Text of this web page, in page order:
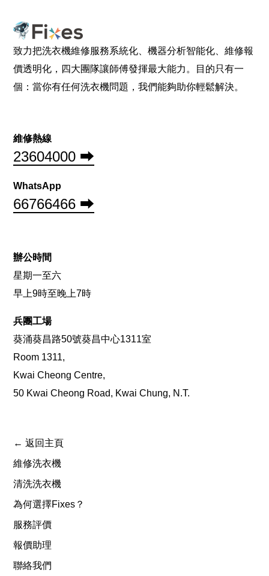
致力把洗衣機維修服務系統化、機器分析智能化、維修報
價透明化，四大團隊讓師傅發揮最大能力。目的只有一
個：當你有任何洗衣機問題，我們能夠助你輕鬆解決。
維修熱線
23604000 ⮕
WhatsApp
66766466 ⮕
辦公時間
星期一至六
早上9時至晚上7時
兵團工場
葵涌葵昌路50號葵昌中心1311室
Room 1311,
Kwai Cheong Centre,
50 Kwai Cheong Road, Kwai Chung, N.T.
← 返回主頁
維修洗衣機
清洗洗衣機
為何選擇Fixes？
服務評價
報價助理
聯絡我們